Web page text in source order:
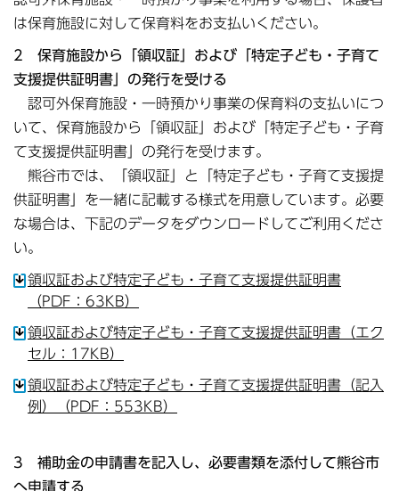
は保育施設に対して保育料をお支払いください。
2 保育施設から「領収証」および「特定子ども・子育て
支援提供証明書」の発行を受ける
認可外保育施設・一時預かり事業の保育料の支払いにつ
いて、保育施設から「領収証」および「特定子ども・子育
て支援提供証明書」の発行を受けます。
熊谷市では、「領収証」と「特定子ども・子育て支援提
供証明書」を一緒に記載する様式を用意しています。必要
な場合は、下記のデータをダウンロードしてご利用くださ
い。
領収証および特定子ども・子育て支援提供証明書
（PDF：63KB）
領収証および特定子ども・子育て支援提供証明書（エク
セル：17KB）
領収証および特定子ども・子育て支援提供証明書（記入
例）（PDF：553KB）
3 補助金の申請書を記入し、必要書類を添付して熊谷市
へ申請する